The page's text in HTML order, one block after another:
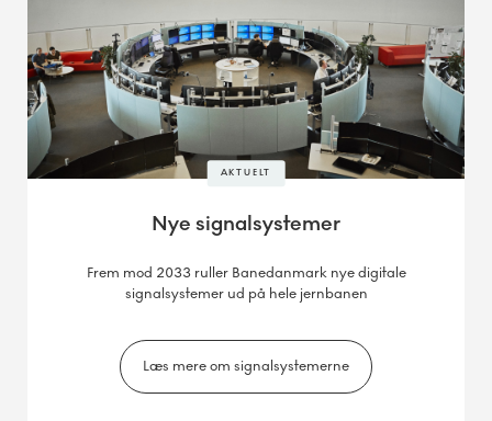
AKTUELT
Nye signalsystemer
Frem mod 2033 ruller Banedanmark nye digitale
signalsystemer ud på hele jernbanen
Læs mere om signalsystemerne